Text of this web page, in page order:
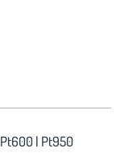
Pt600 | Pt950